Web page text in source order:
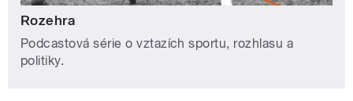
Rozehra
Podcastová série o vztazích sportu, rozhlasu a
politiky.